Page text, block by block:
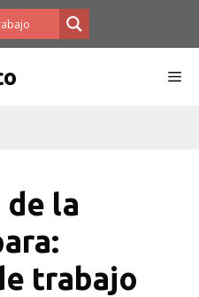
de la
trabajo